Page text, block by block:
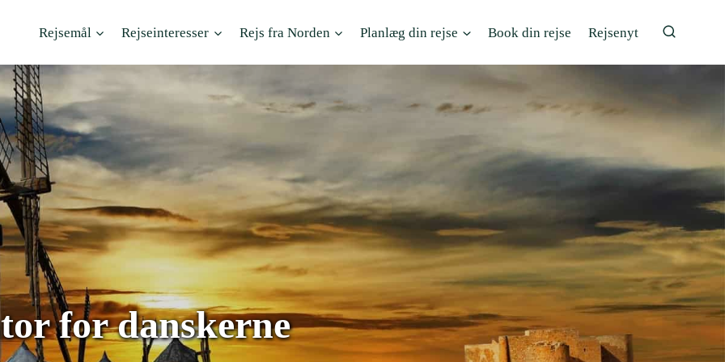
Rejsemål Rejseinteresser Rejs fra Norden Planlæg din rejse Book din rejse Rejsenyt
for danskerne